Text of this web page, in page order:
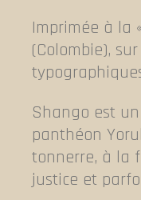
Imprimée à la
(Colombie),
Shango est
panthéon
tonnerre, à la
justice et